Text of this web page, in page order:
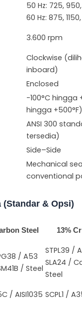
50 Hz: 725,
60 Hz: 875,
3.600 rpm
Clockwise
inboard)
Enclosed
-100°C hingga
hingga +500°F)
ANSI 300
tersedia)
Side–Side
Mechanical
conventional
(Standar & Opsi)
Steel 13%
/ A53
/ Steel
STPL39 /
SLA24 /
Steel
/ AISI1035 SCPL1 /